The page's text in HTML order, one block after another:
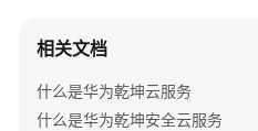
网
景
相关文档
什么是华为乾坤云服务
什么是华为乾坤安全云服务